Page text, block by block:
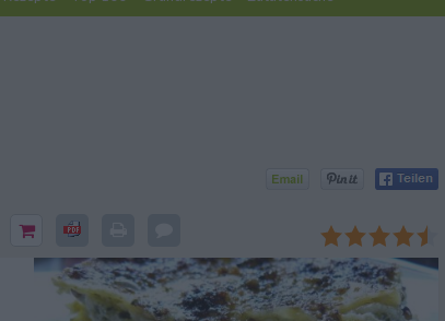
frischen Champignons zubereitet. Man kann dazu wie auf
dem Bild eine Tomatensauce servieren.